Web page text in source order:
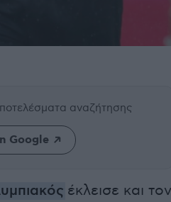
αναζήτησης
Google
έκλεισε και τον